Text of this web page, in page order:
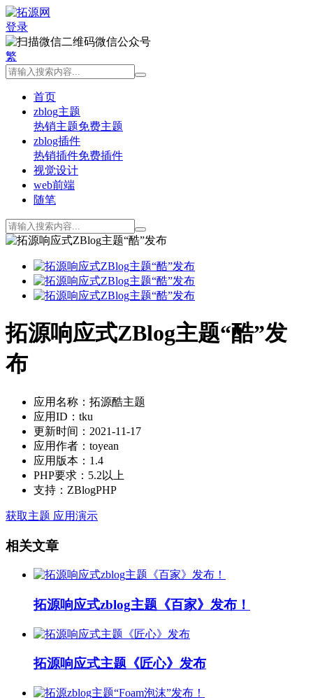
登录
微信公众号
繁
首页
zblog主题
热销主题免费主题
zblog插件
热销插件免费插件
视觉设计
web前端
随笔
拓源响应式ZBlog主题“酷”发
布
应用名称：拓源酷主题
应用ID：tku
更新时间：2021-11-17
应用作者：toyean
应用版本：1.4
PHP要求：5.2以上
支持：ZBlogPHP
获取主题 应用演示
相关文章
拓源响应式zblog主题《百家》发布！
拓源响应式主题《匠心》发布